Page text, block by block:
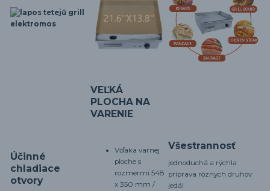
Účinné
chladiace
otvory
VEĽKÁ
PLOCHA NA
VARENIE
Vďaka varnej
ploche s
rozmermi 548
x 350 mm /
Všestrannosť
jednoduchá a rýchla
príprava rôznych druhov
jedál